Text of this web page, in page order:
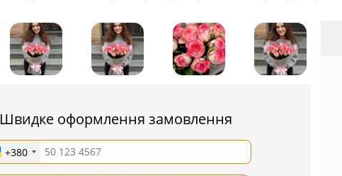
Швидке оформлення замовлення
+380